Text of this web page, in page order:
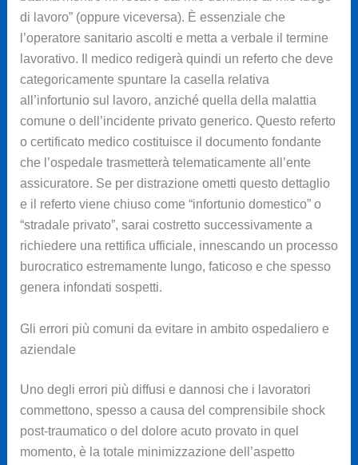
di lavoro” (oppure viceversa). È essenziale che
l’operatore sanitario ascolti e metta a verbale il termine
lavorativo. Il medico redigerà quindi un referto che deve
categoricamente spuntare la casella relativa
all’infortunio sul lavoro, anziché quella della malattia
comune o dell’incidente privato generico. Questo referto
o certificato medico costituisce il documento fondante
che l’ospedale trasmetterà telematicamente all’ente
assicuratore. Se per distrazione ometti questo dettaglio
e il referto viene chiuso come “infortunio domestico” o
“stradale privato”, sarai costretto successivamente a
richiedere una rettifica ufficiale, innescando un processo
burocratico estremamente lungo, faticoso e che spesso
genera infondati sospetti.
Gli errori più comuni da evitare in ambito ospedaliero e
aziendale
Uno degli errori più diffusi e dannosi che i lavoratori
commettono, spesso a causa del comprensibile shock
post-traumatico o del dolore acuto provato in quel
momento, è la totale minimizzazione dell’aspetto